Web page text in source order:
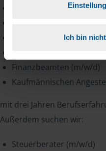
Ich bin
Steuerfachwirten (m/w/d)
Buchführungshelfern
Finanzbeamten (m/w/d)
Kaufmännischen
mit drei Jahren
Außerdem suchen wir:
Steuerberater (m/w/d)